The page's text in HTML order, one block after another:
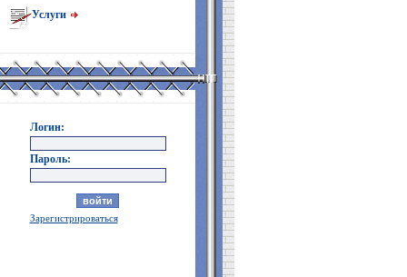
Услуги
Логин:
Пароль:
Зарегистрироваться